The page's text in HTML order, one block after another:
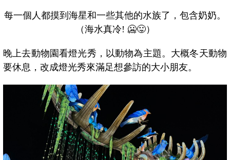
每一個人都摸到海星和一些其他的水族了，包含奶奶。
（海水真冷! 🥶😛）
晚上去動物園看燈光秀，以動物為主題。大概冬天動物
要休息，改成燈光秀來滿足想參訪的大小朋友。